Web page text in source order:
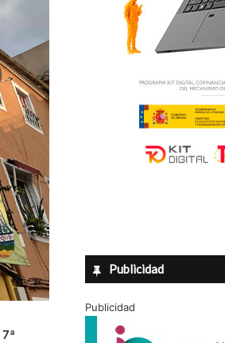
7ª
Publicidad
Publicidad